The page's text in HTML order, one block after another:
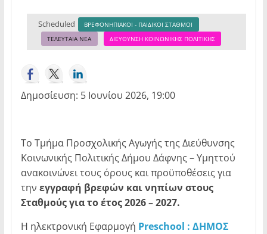
Scheduled
ΒΡΕΦΟΝΗΠΙΑΚΟΙ - ΠΑΙΔΙΚΟΙ ΣΤΑΘΜΟΙ
ΤΕΛΕΥΤΑΙΑ ΝΕΑ
ΔΙΕΥΘΥΝΣΗ ΚΟΙΝΩΝΙΚΗΣ ΠΟΛΙΤΙΚΗΣ
Δημοσίευση: 5 Ιουνίου 2026, 19:00
Το Τμήμα Προσχολικής Αγωγής της Διεύθυνσης
Κοινωνικής Πολιτικής Δήμου Δάφνης – Υμηττού
ανακοινώνει τους όρους και προϋποθέσεις για
την εγγραφή βρεφών και νηπίων στους
Σταθμούς για το έτος 2026 – 2027.
Η ηλεκτρονική Εφαρμογή Preschool : ΔΗΜΟΣ